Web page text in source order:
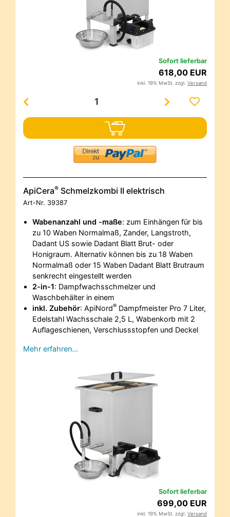
Sofort lieferbar
618,00 EUR
inkl. 19% MwSt. zzgl. Versand
ApiCera® Schmelzkombi II elektrisch
Art-Nr. 39387
Wabenanzahl und -maße: zum Einhängen für bis
zu 10 Waben Normalmaß, Zander, Langstroth,
Dadant US sowie Dadant Blatt Brut- oder
Honigraum. Alternativ können bis zu 18 Waben
Normalmaß oder 15 Waben Dadant Blatt Brutraum
senkrecht eingestellt werden
2-in-1: Dampfwachsschmelzer und
Waschbehälter in einem
inkl. Zubehör: ApiNord®Dampfmeister Pro 7 Liter,
Edelstahl Wachsschale 2,5 L, Wabenkorb mit 2
Auflageschienen, Verschlussstopfen und Deckel
Mehr erfahren…
Sofort lieferbar
699,00 EUR
inkl. 19% MwSt. zzgl. Versand